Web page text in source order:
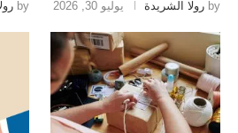
by رولا الشريدة يوليو 30, 2026 by